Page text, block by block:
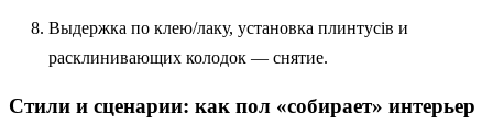
Выдержка по клею/лаку, установка плинтусів и
расклинивающих колодок — снятие.
Стили и сценарии: как пол «собирает» интерьер